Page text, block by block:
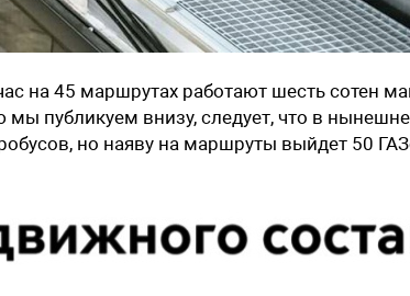
на 45 маршрутах работают шесть сотен
публикуем внизу, следует, что в
но наяву на маршруты выйдет 50